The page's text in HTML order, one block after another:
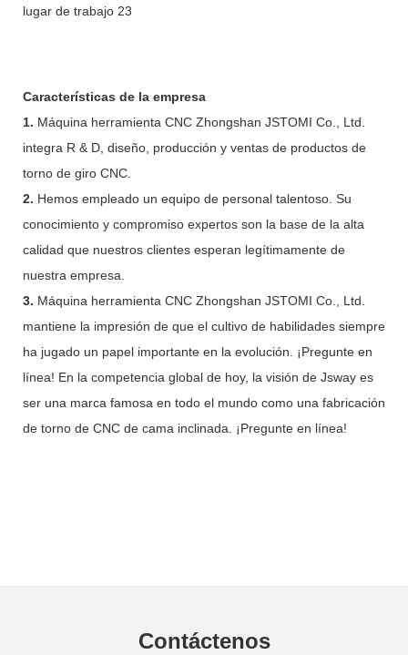
Características de la empresa
1. Máquina herramienta CNC Zhongshan JSTOMI Co., Ltd.
integra R & D, diseño, producción y ventas de productos de
torno de giro CNC.
2. Hemos empleado un equipo de personal talentoso. Su
conocimiento y compromiso expertos son la base de la alta
calidad que nuestros clientes esperan legítimamente de
nuestra empresa.
3. Máquina herramienta CNC Zhongshan JSTOMI Co., Ltd.
mantiene la impresión de que el cultivo de habilidades siempre
ha jugado un papel importante en la evolución. ¡Pregunte en
línea! En la competencia global de hoy, la visión de Jsway es
ser una marca famosa en todo el mundo como una fabricación
de torno de CNC de cama inclinada. ¡Pregunte en línea!
Contáctenos